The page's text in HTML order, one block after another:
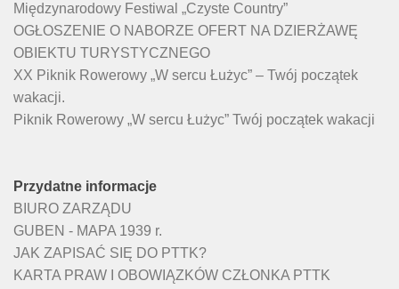
Międzynarodowy Festiwal „Czyste Country”
OGŁOSZENIE O NABORZE OFERT NA DZIERŻAWĘ
OBIEKTU TURYSTYCZNEGO
XX Piknik Rowerowy „W sercu Łużyc” – Twój początek
wakacji.
Piknik Rowerowy „W sercu Łużyc” Twój początek wakacji
Przydatne informacje
BIURO ZARZĄDU
GUBEN - MAPA 1939 r.
JAK ZAPISAĆ SIĘ DO PTTK?
KARTA PRAW I OBOWIĄZKÓW CZŁONKA PTTK